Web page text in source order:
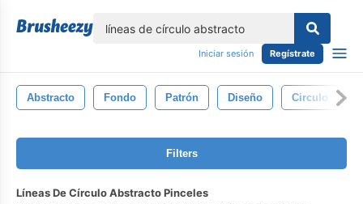
Iniciar sesión Regístrate
Abstracto Fondo Patrón Diseño Circulo
Filters
Líneas De Círculo Abstracto Pinceles